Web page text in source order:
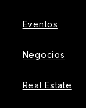
Eventos
Negocios
Real Estate